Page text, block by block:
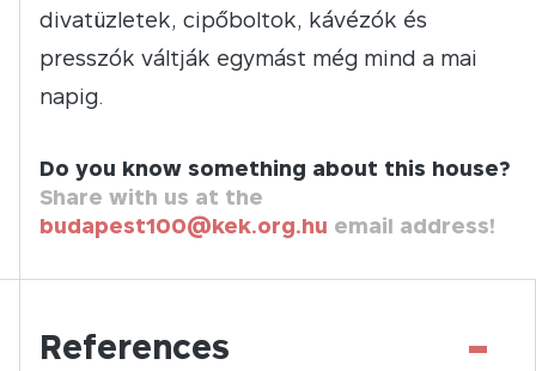
divatüzletek, cipőboltok, kávézók és
presszók váltják egymást még mind a mai
napig.
Do you know something about this house?
Share with us at the
budapest100@kek.org.hu email address!
References -